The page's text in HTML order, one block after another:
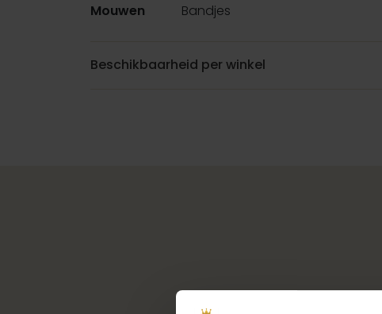
Mouwen
Bandjes
Beschikbaarheid per winkel